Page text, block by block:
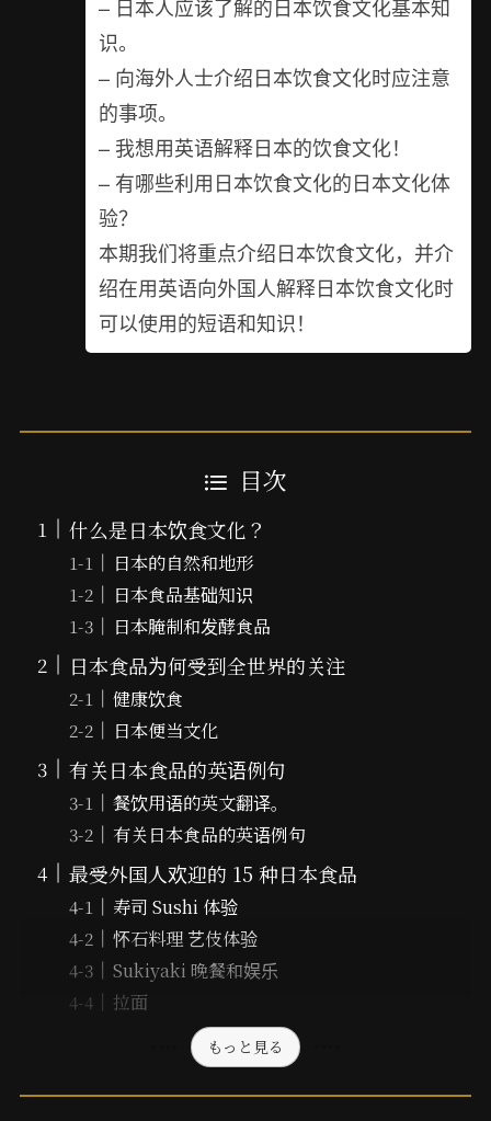
– 日本人应该了解的日本饮食文化基本知
识。
– 向海外人士介绍日本饮食文化时应注意
的事项。
– 我想用英语解释日本的饮食文化！
– 有哪些利用日本饮食文化的日本文化体
验？
本期我们将重点介绍日本饮食文化，并介
绍在用英语向外国人解释日本饮食文化时
可以使用的短语和知识！
目次
什么是日本饮食文化？
日本的自然和地形
日本食品基础知识
日本腌制和发酵食品
日本食品为何受到全世界的关注
健康饮食
日本便当文化
有关日本食品的英语例句
餐饮用语的英文翻译。
有关日本食品的英语例句
最受外国人欢迎的 15 种日本食品
寿司 Sushi 体验
怀石料理 艺伎体验
Sukiyaki 晚餐和娱乐
拉面
もっと見る